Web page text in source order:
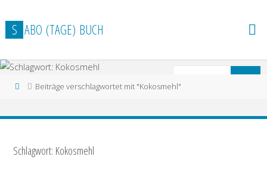
Inhalt
springen
S ABO (TAGE) BUCH
StartBeiträge verschlagwortet mit "Kokosmehl"
Schlagwort: Kokosmehl